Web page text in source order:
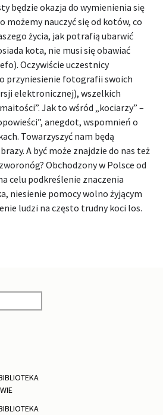
będzie okazja do wymienienia się
możemy nauczyć się od kotów, co
życia, jak potrafią ubarwić
kota, nie musi się obawiać
Oczywiście uczestnicy
przyniesienie fotografii swoich
elektronicznej), wszelkich
Jak to wśród „kociarzy” –
anegdot, wspomnień o
Towarzyszyć nam będą
A być może znajdzie do nas też
Obchodzony w Polsce od
celu podkreślenie znaczenia
niesienie pomocy wolno żyjącym
ludzi na często trudny koci los.
MIEJSKA BIBLIOTEKA PUBLICZNA W